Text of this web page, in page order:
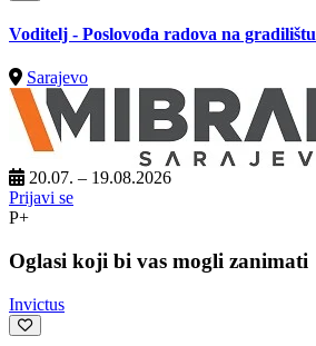
Voditelj - Poslovođa radova na gradilištu
Sarajevo
20.07. – 19.08.2026
Prijavi se
P+
Oglasi koji bi vas mogli zanimati
Invictus